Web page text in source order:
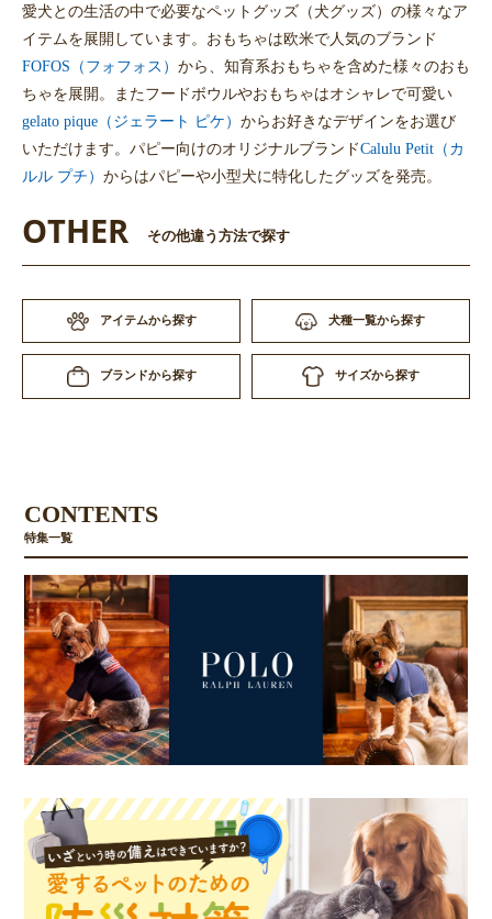
愛犬との生活の中で必要なペットグッズ（犬グッズ）の様々なア
イテムを展開しています。おもちゃは欧米で人気のブランド
FOFOS（フォフォス） から、知育系おもちゃを含めた様々のおも
ちゃを展開。またフードボウルやおもちゃはオシャレで可愛い
gelato pique（ジェラート ピケ） からお好きなデザインをお選び
いただけます。パピー向けのオリジナルブランドCalulu Petit（カ
ルル プチ） からはパピーや小型犬に特化したグッズを発売。
OTHER その他違う方法で探す
アイテムから探す 犬種一覧から探す
ブランドから探す サイズから探す
CONTENTS
特集一覧